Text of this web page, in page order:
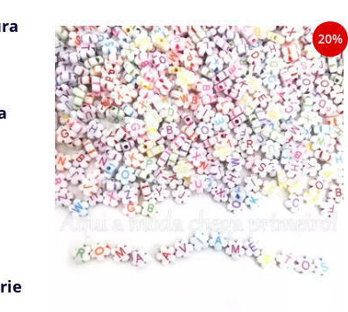
20%